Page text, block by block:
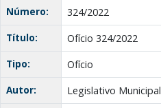
Número:
324/2022
Título:
Ofício 324/2022
Tipo:
Ofício
Autor:
Legislativo Municipal